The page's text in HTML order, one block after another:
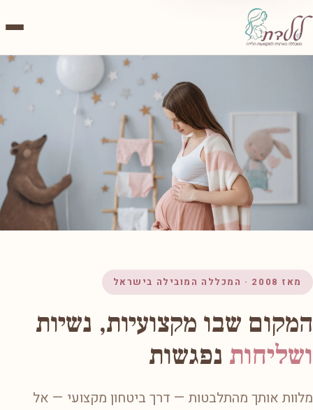
מאז 2008 · המכללה המובילה בישראל
המקום שבו מקצועיות, נשיות
ושליחות נפגשות
מלוות אותך מהתלבטות — דרך ביטחון מקצועי — אל